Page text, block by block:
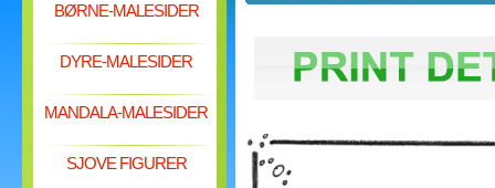
BØRNE-MALESIDER
DYRE-MALESIDER
MANDALA-MALESIDER
SJOVE FIGURER